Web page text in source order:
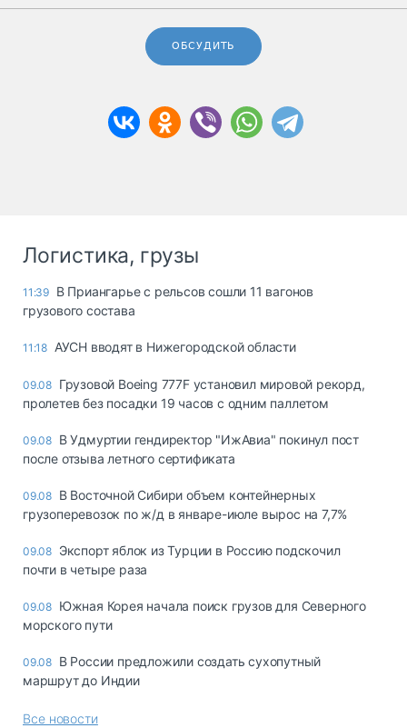
ОБСУДИТЬ
Логистика, грузы
11:39 В Приангарье с рельсов сошли 11 вагонов
грузового состава
11:18 АУСН вводят в Нижегородской области
09.08 Грузовой Boeing 777F установил мировой рекорд,
пролетев без посадки 19 часов с одним паллетом
09.08 В Удмуртии гендиректор "ИжАвиа" покинул пост
после отзыва летного сертификата
09.08 В Восточной Сибири объем контейнерных
грузоперевозок по ж/д в январе-июле вырос на 7,7%
09.08 Экспорт яблок из Турции в Россию подскочил
почти в четыре раза
09.08 Южная Корея начала поиск грузов для Северного
морского пути
09.08 В России предложили создать сухопутный
маршрут до Индии
Все новости